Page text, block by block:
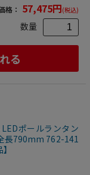
格： 57,475円(税込)
数量
る
LEDポールランタン
長790mm 762-141